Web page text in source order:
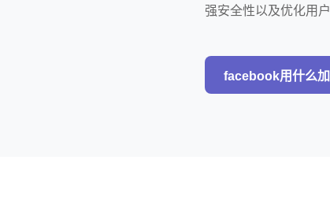
强安全性以及优化用
facebook用什么